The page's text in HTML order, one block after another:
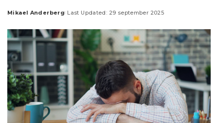
Posted
Mikael Anderberg Last Updated: 29 september 2025